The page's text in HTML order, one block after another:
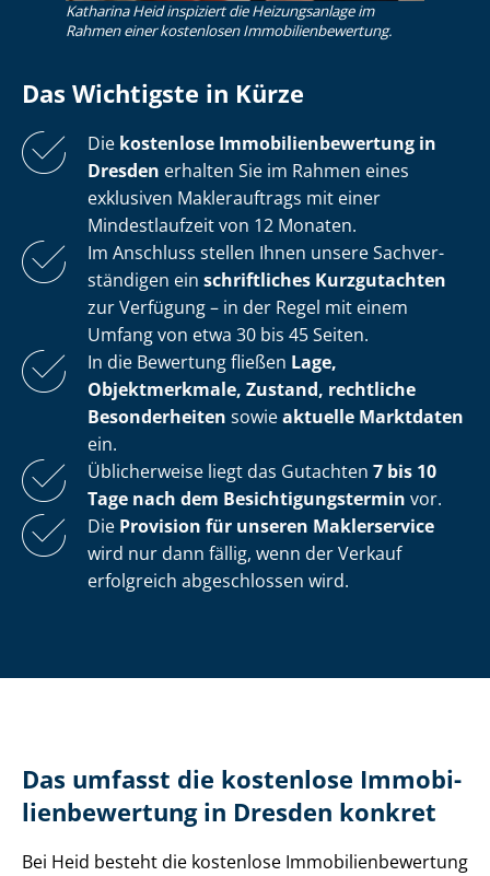
Katharina Heid inspiziert die Heizungsanlage im
Rahmen einer kostenlosen Im­mo­bi­li­en­be­wer­tung.
Das Wichtigste in Kürze
Die kostenlose Im­mo­bi­li­en­be­wer­tung in
Dresden erhalten Sie im Rahmen eines
exklusiven Maklerauftrags mit einer
Mindestlaufzeit von 12 Monaten.
Im Anschluss stellen Ihnen unsere Sach­ver­
stän­di­gen ein schriftliches Kurzgutachten
zur Verfügung – in der Regel mit einem
Umfang von etwa 30 bis 45 Seiten.
In die Bewertung fließen Lage,
Objektmerkmale, Zustand, rechtliche
Besonderheiten sowieaktuelle Marktdaten
ein.
Üblicherweise liegt das Gutachten 7 bis 10
Tage nach dem Be­sich­ti­gungs­ter­min vor.
Die Provision für unseren Maklerservice
wird nur dann fällig, wenn der Verkauf
erfolgreich abgeschlossen wird.
Das umfasst die kostenlose Im­mo­bi­
li­en­be­wer­tung in Dresden konkret
Bei Heid besteht die kostenlose Im­mo­bi­li­en­be­wer­tung